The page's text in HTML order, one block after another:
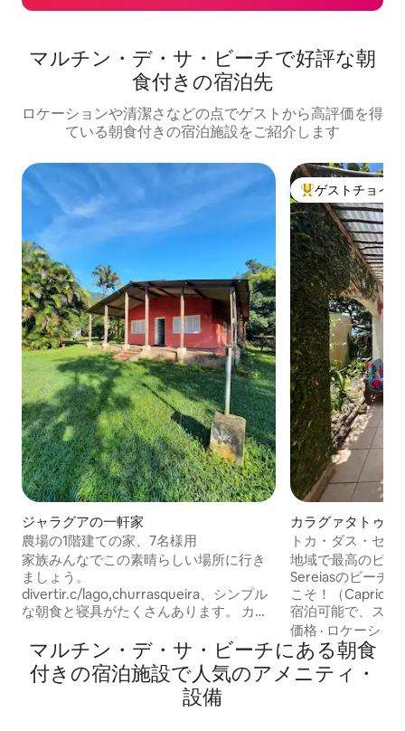
マルチン・デ・サ・ビーチで好評な朝
食付きの宿泊先
ロケーションや清潔さなどの点でゲストから高評価を得
ている朝食付きの宿泊施設をご紹介します
ジャラグアの一軒家
農場の1階建ての家、7名様用
家族みんなでこの素晴らしい場所に行き
ましょう。
divertir.c/lago,churrasqueira、シンプル
な朝食と寝具がたくさんあります。 カラ
アクセス。 家からビーチまでの距離。 エ
ンセアダビーチまで4キロ、サン・セバス
チャンまで サン・セバスチャンのシガラ
大好評のゲスト
ゲストチョイス
カラグァタトゥバ
トカ・ダス・セ
地域で最高のビー
Sereiasのビーチ
こそ！（
宿泊可能で、スイ
があり、朝食をご
たちは母と一緒に
す。私たちのペッ
ています。その
価格 · ロケーショ
マルチン・デ・サ・ビーチにある朝食
付きの宿泊施設で人気のアメニティ・
設備